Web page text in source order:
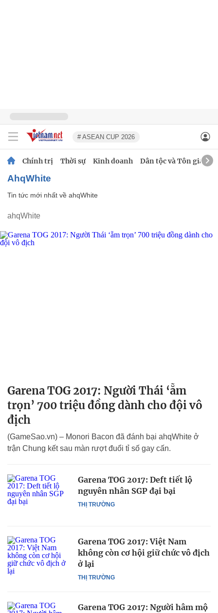
# ASEAN CUP 2026
Chính trị Thời sự Kinh doanh Dân tộc và Tôn giáo
ahqWhite
Tin tức mới nhất về ahqWhite
ahqWhite
Garena TOG 2017: Người Thái ‘ẵm
trọn’ 700 triệu đồng dành cho đội vô
địch
(GameSao.vn) – Monori Bacon đã đánh bại ahqWhite ở
trận Chung kết sau màn rượt đuổi tỉ số gay cấn.
THỊ TRƯỜNG
Garena TOG 2017: Deft tiết lộ
nguyên nhân SGP đại bại
THỊ TRƯỜNG
Garena TOG 2017: Việt Nam
không còn cơ hội giữ chức vô địch
ở lại
Garena TOG 2017: Người hâm mộ